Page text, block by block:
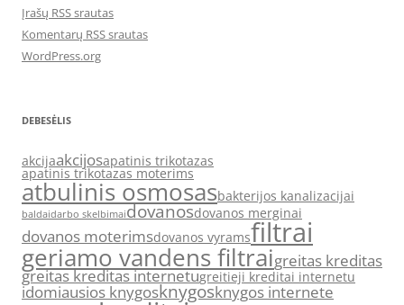
Įrašų RSS srautas
Komentarų RSS srautas
WordPress.org
DEBESĖLIS
akcijaakcijosapatinis trikotazas
apatinis trikotazas moterims
atbulinis osmosasbakterijos kanalizacijai
baldaidarbo skelbimaidovanosdovanos merginai
dovanos moterimsdovanos vyramsfiltrai
geriamo vandens filtraigreitas kreditas
greitas kreditas internetugreitieji kreditai internetu
idomiausios knygosknygosknygos internete